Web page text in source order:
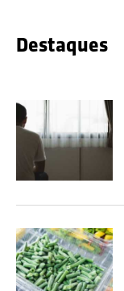
Destaques